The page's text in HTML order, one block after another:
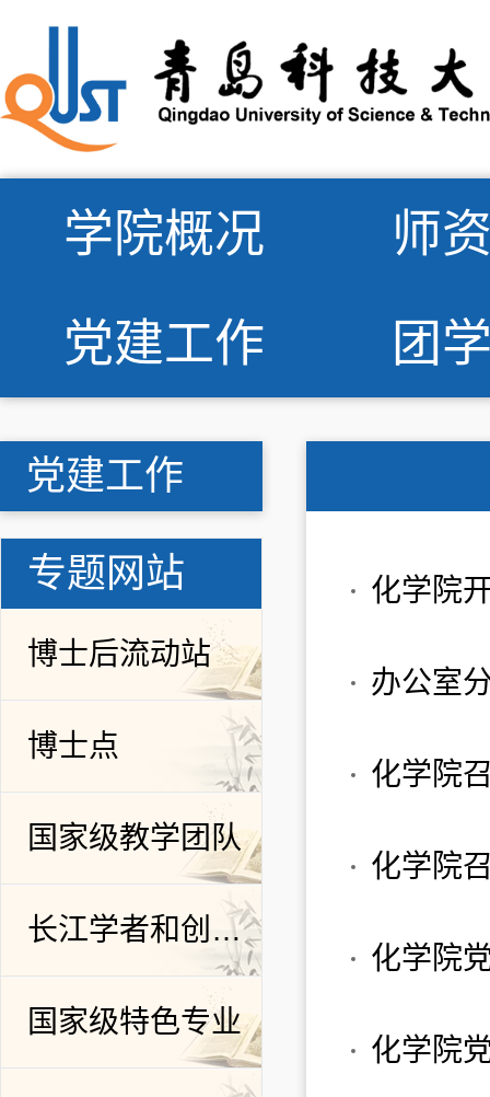
学院概况
师
党建工作
团
党建工作
专题网站
博士后流动站
博士点
国家级教学团队
长江学者和创新团队发展计划
国家级特色专业
化学院
化学院
化学院
化学院
化学院